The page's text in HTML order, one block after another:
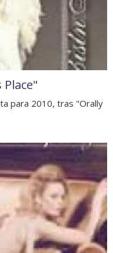
para 2010, tras "Orally